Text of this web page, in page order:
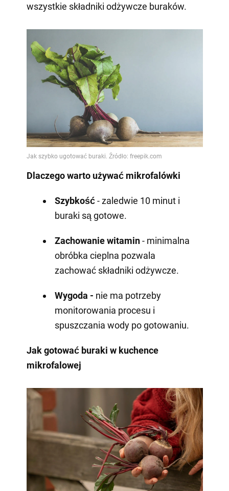
wszystkie składniki odżywcze buraków.
Dlaczego warto używać mikrofalówki
Szybkość- zaledwie 10 minut i
buraki są gotowe.
Zachowanie witamin- minimalna
obróbka cieplna pozwala
zachować składniki odżywcze.
Wygoda - nie ma potrzeby
monitorowania procesu i
spuszczania wody po gotowaniu.
Jak gotować buraki w kuchence
mikrofalowej